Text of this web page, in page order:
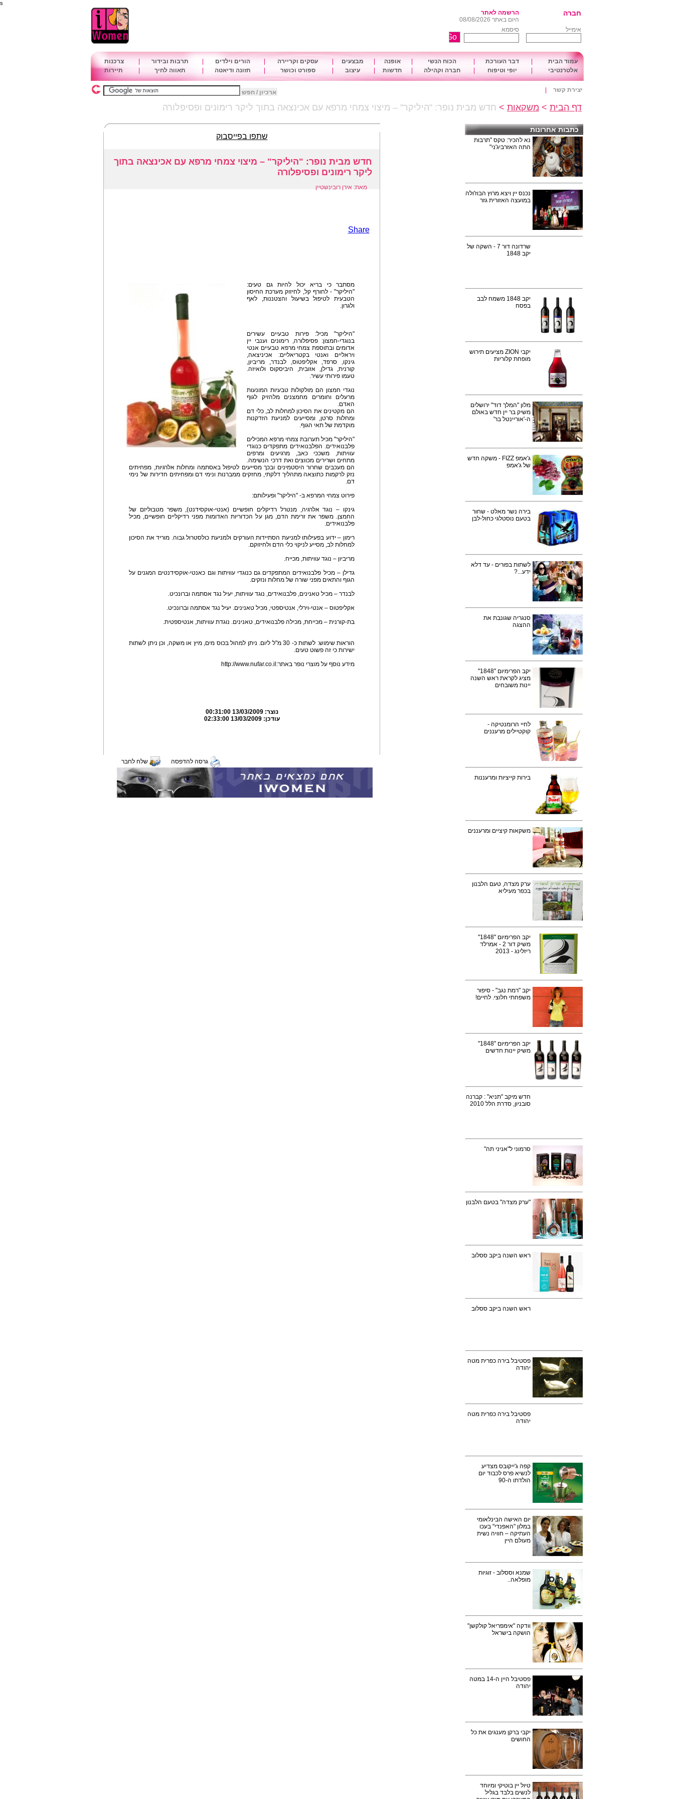
s
חברה
הרשמה לאתר
היום באתר 08/08/2026
אימייל
סיסמא
עמוד הבית דבר העורכת הכוח הנשי אופנה מבצעים עסקים וקריירה הורים וילדים תרבות ובידור
צרכנות
אלטרנטיבי
יופי וטיפוח חברה וקהילה חדשות עיצוב ספורט וכושר תזונה ודיאטה תאווה לחיך תיירות
יצירת קשר ארכיון / חפש
דף הבית > משקאות > חדש מבית נופר: "היליקר" – מיצוי צמחי מרפא עם אכינצאה בתוך ליקר רימונים ופסיפלורה
כתבות אחרונות
נא להכיר: טקס "תרבות
התה האזרביג'ני"
נכנס יין ויצא מרוץ הבוז'ולה
במועצה האזורית גזר
שרדונה דור 7 - השקה של
יקב 1848
יקב 1848 משמח לבב
בפסח
יקבי ZION מציעים תירוש
מופחת קלוריות
מלון "המלך דוד" ירושלים
משיק בר יין חדש באולם
ה-'אוריינטל בר'
ג'אמפ FIZZ - משקה חדש
של ג'אמפ
בירה נשר מאלט - שחור
בטעם נוסטלגי כחול-לבן
לשתות בפורים - עד דלא
ידע...?
סנגריה שגונבת את
ההצגה
יקב הפרימיום ''1848''
מציג לקראת ראש השנה
יינות משובחים
לחיי הרומנטיקה -
קוקטיילים מרעננים
בירות קייציות ומרעננות
משקאות קיציים ומרעננים
ערק מצדה, טעם הלבנון
בכפר מעיליא
יקב הפרימיום ''1848''
משיק דור 2 - אמרלד
ריזלינג - 2013
יקב "רמת נגב" - סיפור
משפחתי חלוצי. לחיים!
יקב הפרימיום ''1848''
משיק יינות חדשים
חדש מיקב "תניא" : קברנה
סובניון, סדרת הלל 2010
סרמוני ל"אניני תה"
"ערק מצדה" בטעם הלבנון
ראש השנה ביקב ססלוב
ראש השנה ביקב ססלוב
פסטיבל בירה כפרית מטה
יהודה
פסטיבל בירה כפרית מטה
יהודה
קפה ג'ייקובס מצדיע
לנשיא פרס לכבוד יום
הולדתו ה-90
יום האישה הבינלאומי
במלון "האפנדי" בעכו
העתיקה – חוויה נשית
מעולם היין
שמנא וססלוב - זוגיות
מופלאה..
וודקה "אימפריאל קולקשן"
הושקה בישראל
פסטיבל היין ה-14 במטה
יהודה
יקבי ברקן מענגים את כל
החושים
טיול יין בוטיקי ומיוחד
לנשים בלבד בגליל
שתפו בפייסבוק
חדש מבית נופר: "היליקר" – מיצוי צמחי מרפא עם אכינצאה בתוך
ליקר רימונים ופסיפלורה
מאת: אירן רובינשטיין
Share
מסתבר כי בריא יכול להיות גם טעים:
"היליקר" - לחורף קל, לחיזוק מערכת החיסון
הטבעית לטיפול בשיעול והצטננות, לאף
ולגרון.
"היליקר" מכיל: פירות טבעיים עשירים
בנוגדי-חמצון: פסיפלורה, רימונים וענבי יין
אדומים ובתוספת צמחי מרפא טבעיים אנטי
ויראליים ואנטי בקטריאליים: אכיניצאה,
גינקו, סרפד, אקליפטוס, לבנדר, מריביון,
קורנית, גדילן, אזובית, היביסקוס ולואיזה.
טעמו פירותי עשיר.
נוגדי חמצון הם מולקולות טבעיות המונעות
מרעלים וחומרים מחמצנים מלהזיק לגוף
האדם.
הם מקטינים את הסיכון למחלות לב, כלי דם
ומחלות סרטן, ומסייעים למניעת הזדקנות
מוקדמת של תאי הגוף.
"היליקר" מכיל תערובת צמחי מרפא המכילים
פלבנואידים. הפלבנואידים מתפקדים כנוגדי
עוויתות, משככי כאב, מרגיעים ומרפים
מתחים ושרירים מכווצים ואת דרכי הנשימה.
הם מעכבים שחרור היסטמינים ובכך מסייעים לטיפול באסתמה ומחלות אלרגיות, מפחיתים
נזק לרקמות כתוצאה מתהליך דלקתי, מחזקים ממברנות ונימי דם ומפחיתים חדירות של נימי
דם.
פירוט צמחי המרפא ב- "היליקר" ופעילותם:
גינקו – נוגד אלרגיה, מנטרל רדיקלים חופשיים (אנטי-אוקסידנט), משפר מטבוליזם של
החמצן. משפר את זרימת הדם, מגן על הכדוריות האדומות מפני רדיקליים חופשיים, מכיל
פלבנואידים.
רימון – ידוע בפעילותו למניעת הסתיידות העורקים ולמניעת כולסטרול גבוה. מוריד את הסיכון
למחלות לב, מסייע לניקוי כלי הדם ולחיזוקם.
מריביון – נוגד עוויתות, מכייח.
גדילן – מכיל פלבנואידים המתפקדים גם כנוגדי עוויתות וגם כאנטי-אוקסידנטים המגנים על
הגוף והתאים מפני שורה של מחלות ונזקים.
לבנדר – מכיל טאנינים, פלבנואידים, נוגד עוויתות, יעיל נגד אסתמה וברונכיט.
אקליפטוס – אנטי-וירלי, אנטיספטי, מכיל טאנינים. יעיל נגד אסתמה וברונכיט.
בת-קורנית – מכייחת, מכילה פלבנואידים, טאנינים. נוגדת עוויתות, אנטיספטית.
הוראות שימוש: לשתות כ- 30 מ"ל ליום. ניתן למהול בכוס מים, מיץ או משקה, וכן ניתן לשתות
ישירות כי זה פשוט טעים.
מידע נוסף על מוצרי נופר באתר:http://www.nufar.co.il
נוצר:13/03/2009 00:31:00
עודכן:13/03/2009 02:33:00
גרסה להדפסה שלח לחבר